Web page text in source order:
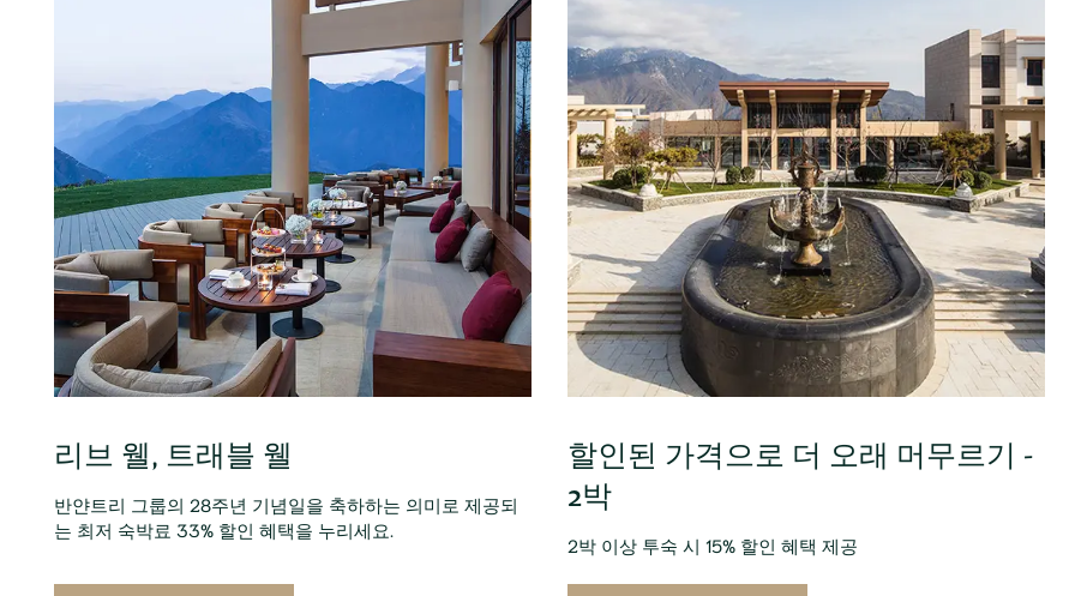
리브 웰, 트래블 웰
반얀트리 그룹의 28주년 기념일을 축하하는 의미로 제공되
는 최저 숙박료 33% 할인 혜택을 누리세요.
할인된 가격으로 더 오래 머무르기 -
2박
2박 이상 투숙 시 15% 할인 혜택 제공